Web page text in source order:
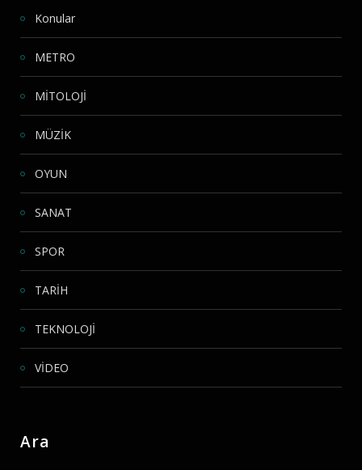
Konular
METRO
MİTOLOJİ
MÜZİK
OYUN
SANAT
SPOR
TARİH
TEKNOLOJİ
VİDEO
Ara